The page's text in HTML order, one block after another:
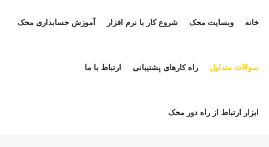
خانه وبسایت محک شروع کار با نرم افزار آموزش حسابداری محک
سوالات متداول راه کارهای پشتیبانی ارتباط با ما
ابزار ارتباط از راه دور محک